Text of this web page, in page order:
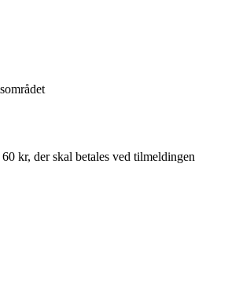
kr, der skal betales ved tilmeldingen